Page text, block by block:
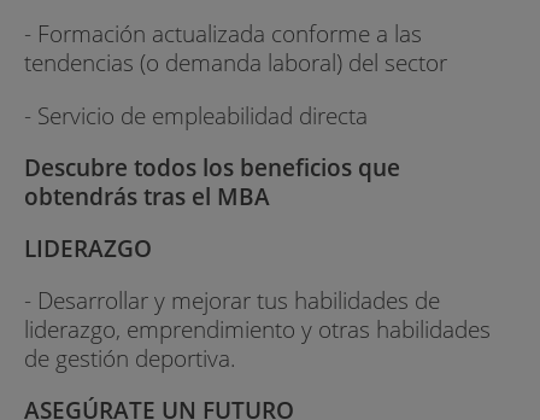
- Formación actualizada conforme a las
tendencias (o demanda laboral) del sector
- Servicio de empleabilidad directa
Descubre todos los beneficios que
obtendrás tras el MBA
LIDERAZGO
- Desarrollar y mejorar tus habilidades de
liderazgo, emprendimiento y otras habilidades
de gestión deportiva.
ASEGÚRATE UN FUTURO